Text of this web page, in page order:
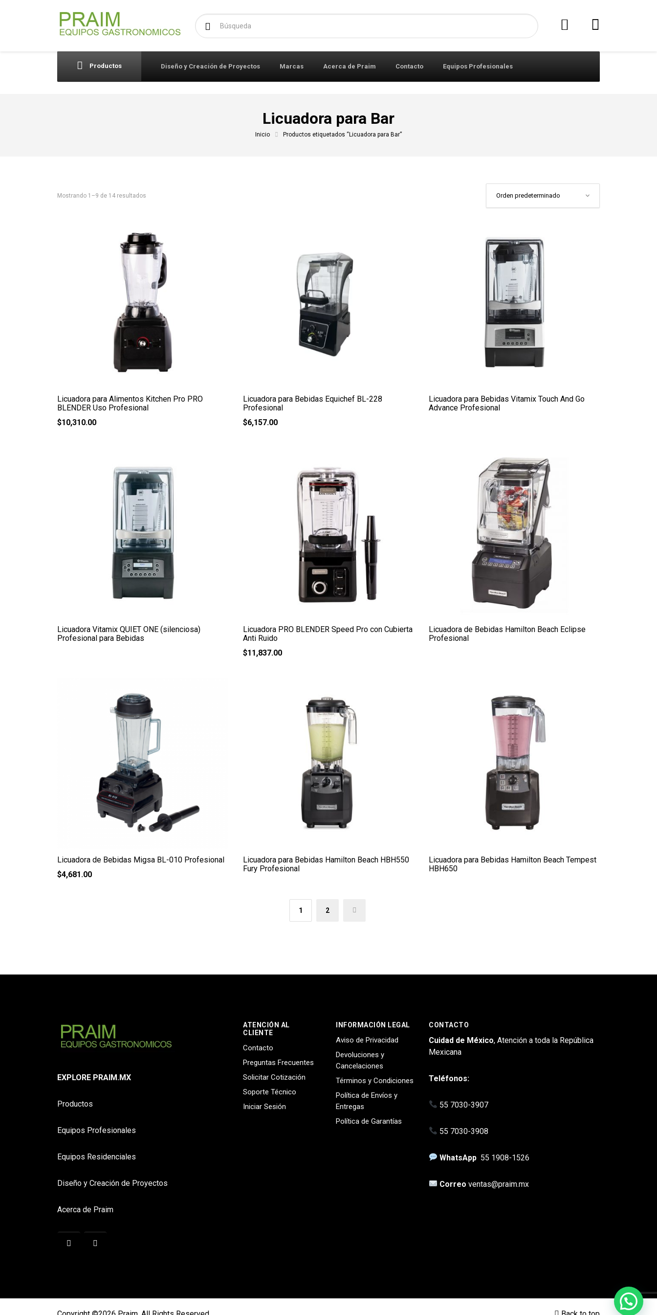
Buscar:
Productos Diseño y Creación de Proyectos Marcas Acerca de Praim Contacto Equipos Profesionales
Licuadora para Bar
Inicio Productos etiquetados “Licuadora para Bar”
Mostrando 1–9 de 14 resultados
Licuadora para Alimentos Kitchen Pro PRO
BLENDER Uso Profesional
$10,310.00
Licuadora para Bebidas Equichef BL-228
Profesional
$6,157.00
Licuadora para Bebidas Vitamix Touch And Go
Advance Profesional
Licuadora Vitamix QUIET ONE (silenciosa)
Profesional para Bebidas
Licuadora PRO BLENDER Speed Pro con Cubierta
Anti Ruido
$11,837.00
Licuadora de Bebidas Hamilton Beach Eclipse
Profesional
Licuadora de Bebidas Migsa BL-010 Profesional
$4,681.00
Licuadora para Bebidas Hamilton Beach HBH550
Fury Profesional
Licuadora para Bebidas Hamilton Beach Tempest
HBH650
1 2 →
EXPLORE PRAIM.MX
Productos
Equipos Profesionales
Equipos Residenciales
Diseño y Creación de Proyectos
Acerca de Praim
ATENCIÓN AL
CLIENTE
Contacto
Preguntas Frecuentes
Solicitar Cotización
Soporte Técnico
Iniciar Sesión
INFORMACIÓN LEGAL
Aviso de Privacidad
Devoluciones y
Cancelaciones
Términos y Condiciones
Política de Envíos y
Entregas
Política de Garantías
CONTACTO
Cuidad de México, Atención a toda la República
Mexicana
Teléfonos:
55 7030-3907
55 7030-3908
WhatsApp 55 1908-1526
Correoventas@praim.mx